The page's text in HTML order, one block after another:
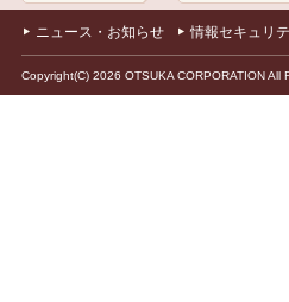
ニュース・お知らせ 情報セキュリ
Copyright(C) 2026 OTSUKA CORPORATION All